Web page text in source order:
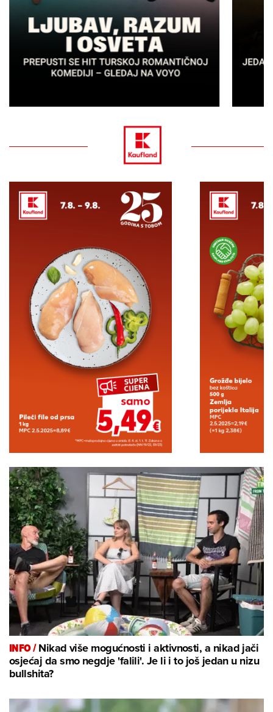
INFO /Nikad više mogućnosti i aktivnosti, a nikad jači
osjećaj da smo negdje 'falili'. Je li i to još jedan u nizu
bullshita?